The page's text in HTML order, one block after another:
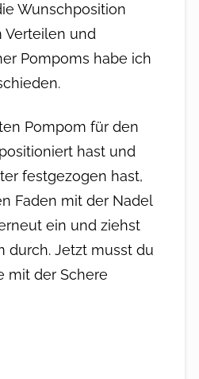
Wunschposition
Verteilen und
Pompoms habe ich
Pompom für den
hast und
festgezogen hast,
Faden mit der Nadel
ein und ziehst
durch. Jetzt musst du
mit der Schere